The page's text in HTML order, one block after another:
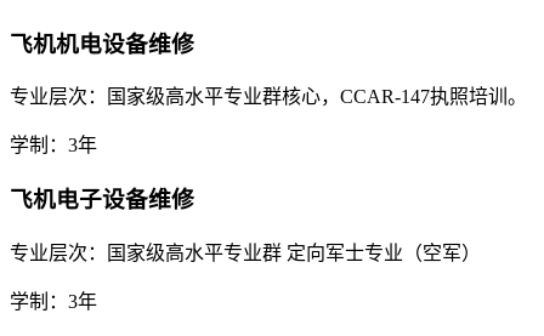
飞机机电设备维修
专业层次：国家级高水平专业群核心，CCAR-147执照培训。
学制：3年
飞机电子设备维修
专业层次：国家级高水平专业群 定向军士专业（空军）
学制：3年